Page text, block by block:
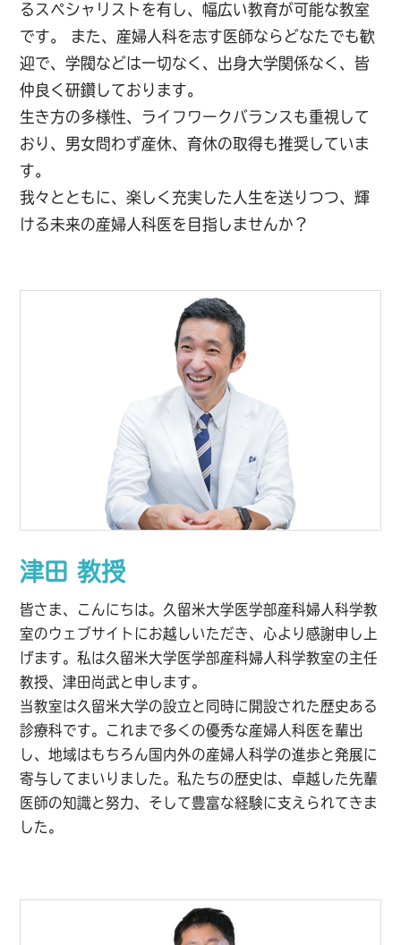
るスペシャリストを有し、幅広い教育が可能な教室
です。 また、産婦人科を志す医師ならどなたでも歓
迎で、学閥などは一切なく、出身大学関係なく、皆
仲良く研鑽しております。
生き方の多様性、ライフワークバランスも重視して
おり、男女問わず産休、育休の取得も推奨していま
す。
我々とともに、楽しく充実した人生を送りつつ、輝
ける未来の産婦人科医を目指しませんか？
津田 教授
皆さま、こんにちは。久留米大学医学部産科婦人科学教
室のウェブサイトにお越しいただき、心より感謝申し上
げます。私は久留米大学医学部産科婦人科学教室の主任
教授、津田尚武と申します。
当教室は久留米大学の設立と同時に開設された歴史ある
診療科です。これまで多くの優秀な産婦人科医を輩出
し、地域はもちろん国内外の産婦人科学の進歩と発展に
寄与してまいりました。私たちの歴史は、卓越した先輩
医師の知識と努力、そして豊富な経験に支えられてきま
した。